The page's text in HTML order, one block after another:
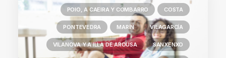
POIO, A CAEIRA Y COMBARRO COSTA
PONTEVEDRA MARÍN VILAGARCÍA
VILANOVA Y A ILLA DE AROUSA SANXENXO